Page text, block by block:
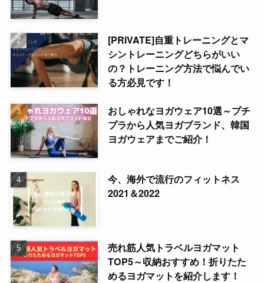
[PRIVATE]自重トレーニングとマ
シントレーニングどちらがいい
の？トレーニング方法で悩んでい
る方必見です！
おしゃれなヨガウェア10選～プチ
プラから人気ヨガブランド、韓国
ヨガウェアまでご紹介！
今、海外で流行のフィットネス
2021＆2022
売れ筋人気トラベルヨガマット
TOP5～収納おすすめ！折りたた
めるヨガマットを紹介します！